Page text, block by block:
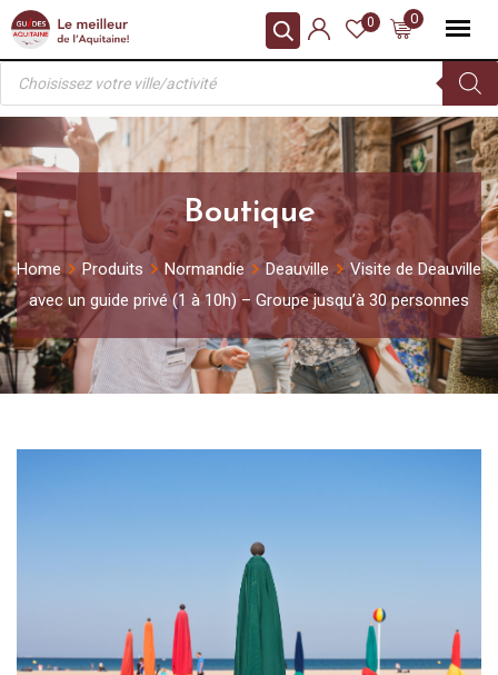
Skip
content
0
0
Recherche
produits
Boutique
Home Produits Normandie Deauville
Visite de Deauville
avec un guide privé (1 à 10h) – Groupe jusqu’à 30 personnes